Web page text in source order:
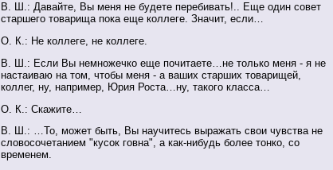
В. Ш.: Давайте, Вы меня не будете перебивать!.. Еще один совет
старшего товарища пока еще коллеге. Значит, если…
О. К.: Не коллеге, не коллеге.
В. Ш.: Если Вы немножечко еще почитаете…не только меня - я не
настаиваю на том, чтобы меня - а ваших старших товарищей,
коллег, ну, например, Юрия Роста…ну, такого класса…
О. К.: Скажите…
В. Ш.: …То, может быть, Вы научитесь выражать свои чувства не
словосочетанием "кусок говна", а как-нибудь более тонко, со
временем.